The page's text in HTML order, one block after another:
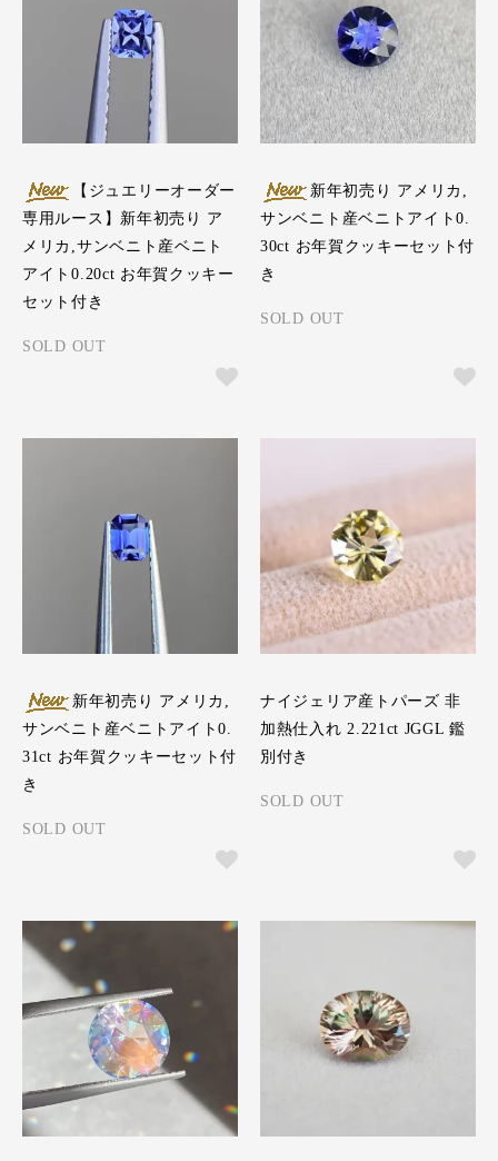
【ジュエリーオーダー
専用ルース】新年初売り ア
メリカ,サンベニト産ベニト
アイト0.20ct お年賀クッキー
セット付き
SOLD OUT
新年初売り アメリカ,
サンベニト産ベニトアイト0.
30ct お年賀クッキーセット付
き
SOLD OUT
新年初売り アメリカ,
サンベニト産ベニトアイト0.
31ct お年賀クッキーセット付
き
SOLD OUT
ナイジェリア産トパーズ 非
加熱仕入れ 2.221ct JGGL 鑑
別付き
SOLD OUT